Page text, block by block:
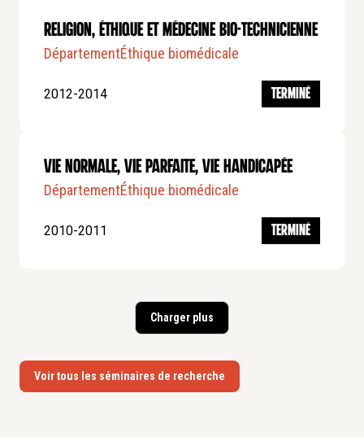
Religion, éthique et médecine bio-technicienne
DépartementÉthique biomédicale
2012-2014 TERMINÉ
Vie normale, vie parfaite, vie handicapée
DépartementÉthique biomédicale
2010-2011 TERMINÉ
Charger plus
Voir tous les séminaires de recherche